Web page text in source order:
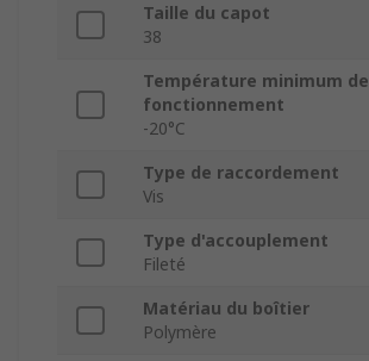
Taille du capot
38
Température minimum de
fonctionnement
-20°C
Type de raccordement
Vis
Type d'accouplement
Fileté
Matériau du boîtier
Polymère